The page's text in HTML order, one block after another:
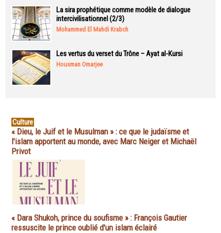
La sira prophétique comme modèle de dialogue
intercivilisationnel (2/3)
Mohammed El Mahdi Krabch
Les vertus du verset du Trône – Ayat al-Kursi
Housman Omarjee
Culture
« Dieu, le Juif et le Musulman » : ce que le judaïsme et
l'islam apportent au monde, avec Marc Neiger et Michaël
Privot
« Dara Shukoh, prince du soufisme » : François Gautier
ressuscite le prince oublié d'un islam éclairé